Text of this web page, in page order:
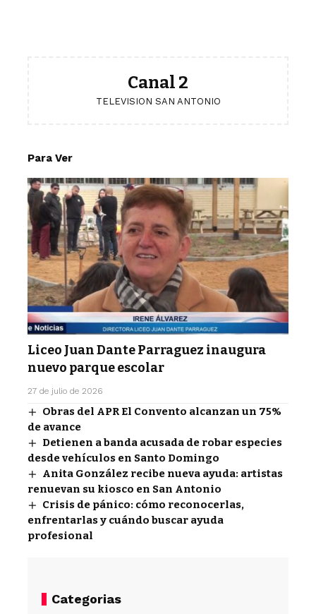
Canal 2
TELEVISION SAN ANTONIO
Para Ver
Liceo Juan Dante Parraguez inaugura
nuevo parque escolar
27 de julio de 2026
Obras del APR El Convento alcanzan un 75%
de avance
Detienen a banda acusada de robar especies
desde vehículos en Santo Domingo
Anita González recibe nueva ayuda: artistas
renuevan su kiosco en San Antonio
Crisis de pánico: cómo reconocerlas,
enfrentarlas y cuándo buscar ayuda
profesional
Categorias